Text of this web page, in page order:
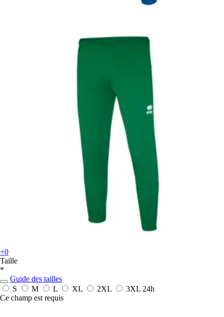
+0
Taille
*
Guide des tailles
S
M L XL 2XL 3XL 24h
Ce champ est requis